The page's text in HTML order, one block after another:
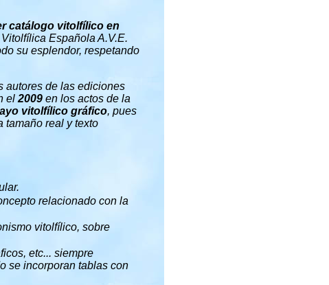
catálogo vitolfílico en
Española A.V.E.
su esplendor, respetando
autores de las ediciones
el 2009 en los actos de la
vitolfílico gráfico, pues
tamaño real y texto
relacionado con la
vitolfílico, sobre
etc... siempre
se incorporan tablas con